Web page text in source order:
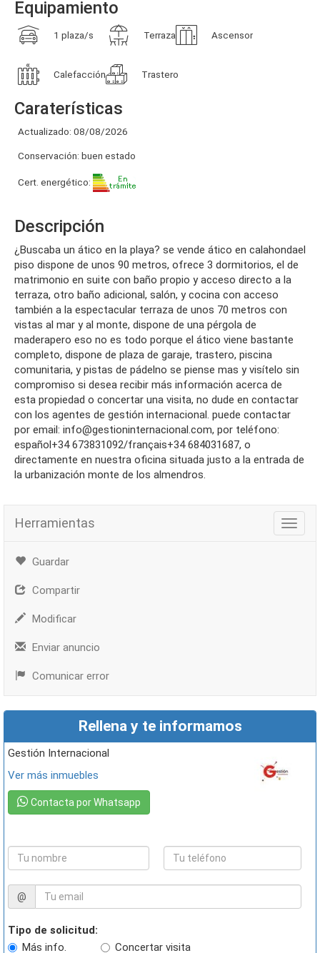
Equipamiento
1 plaza/s Terraza Ascensor
Calefacción Trastero
Caraterísticas
Actualizado: 08/08/2026
Conservación: buen estado
Cert. energético:
Descripción
¿buscaba un ático en la playa? se vende ático en calahondael
piso dispone de unos 90 metros, ofrece 3 dormitorios, el de
matrimonio en suite con baño propio y acceso directo a la
terraza, otro baño adicional, salón, y cocina con acceso
también a la espectacular terraza de unos 70 metros con
vistas al mar y al monte, dispone de una pérgola de
maderapero eso no es todo porque el ático viene bastante
completo, dispone de plaza de garaje, trastero, piscina
comunitaria, y pistas de pádelno se piense mas y visítelo sin
compromiso si desea recibir más información acerca de
esta propiedad o concertar una visita, no dude en contactar
con los agentes de gestión internacional. puede contactar
por email: info@gestioninternacional.com, por teléfono:
español+34 673831092/français+34 684031687, o
directamente en nuestra oficina situada justo a la entrada de
la urbanización monte de los almendros.
Herramientas
Guardar
Compartir
Modificar
Enviar anuncio
Comunicar error
Rellena y te informamos
Gestión Internacional
Ver más inmuebles
Contacta por Whatsapp
@
Tipo de solicitud:
Más info.
Concertar visita